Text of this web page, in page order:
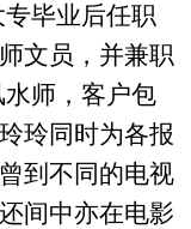
毕业后任职
文员，并兼职
师，客户包
玲同时为各报
到不同的电视
间中亦在电影